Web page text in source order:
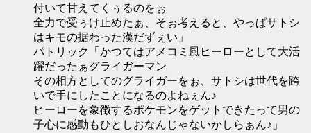
付いて甘えてくぅるのをぉ
全力で受ぅけ止めたぁ、そぉ考えると、やっぱサトシ
はキモの据わった漢だずぇい」
パトリック「かつてはアメコミ風ヒーローとして大活
躍だったぁグライガーマン
その相方としてのグライガーをぉ、サトシは世代を跨
いで手にしたことになるのよねぇん♪
ヒーローを象徴するポケモンをゲットできたって男の
子心に感動もひとしおなんじゃないかしらぁん♪」